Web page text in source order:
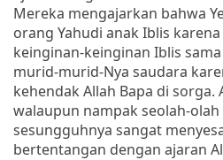
Mereka mengajarkan bahwa
orang Yahudi anak Iblis
keinginan-keinginan Iblis
murid-murid-Nya saudara
kehendak Allah Bapa di sorga.
walaupun nampak seolah-
sesungguhnya sangat
bertentangan dengan ajaran